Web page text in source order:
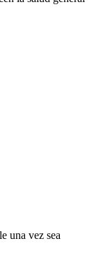
una vez sea